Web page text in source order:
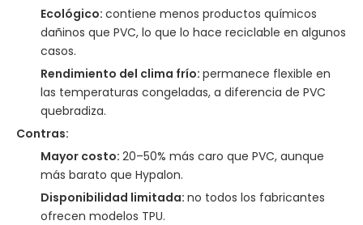
Ecológico: contiene menos productos químicos
dañinos que PVC, lo que lo hace reciclable en algunos
casos.
Rendimiento del clima frío: permanece flexible en
las temperaturas congeladas, a diferencia de PVC
quebradiza.
Contras:
Mayor costo: 20–50% más caro que PVC, aunque
más barato que Hypalon.
Disponibilidad limitada: no todos los fabricantes
ofrecen modelos TPU.